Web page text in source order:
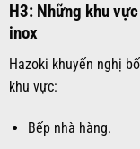
H3: Những khu
inox
Hazoki khuyến nghị
khu vực:
Bếp nhà hàng.